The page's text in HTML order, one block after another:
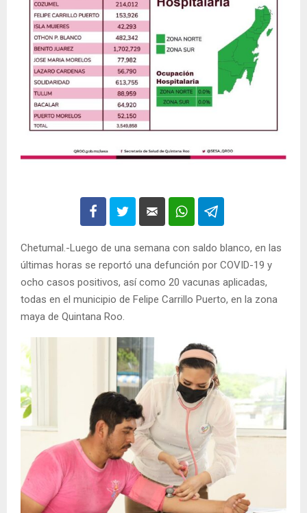
Chetumal.-Luego de una semana con saldo blanco, en las
últimas horas se reportó una defunción por COVID-19 y
ocho casos positivos, así como 20 vacunas aplicadas,
todas en el municipio de Felipe Carrillo Puerto, en la zona
maya de Quintana Roo.